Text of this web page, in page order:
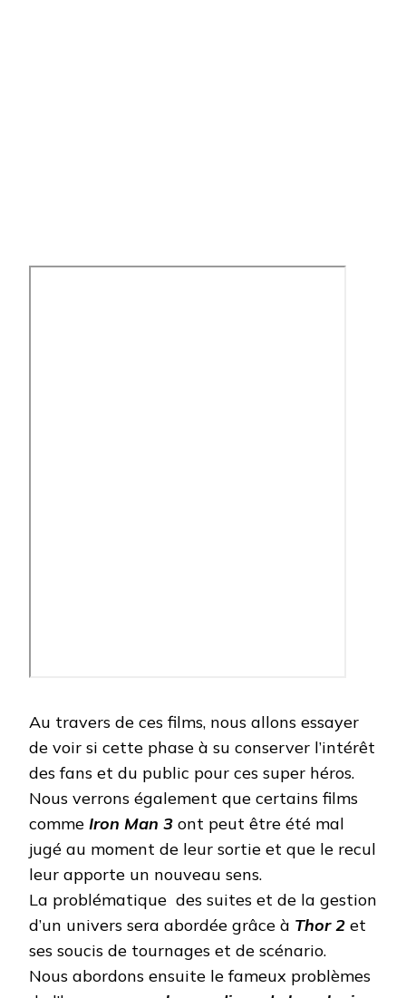
Au travers de ces films, nous allons essayer
de voir si cette phase à su conserver l’intérêt
des fans et du public pour ces super héros.
Nous verrons également que certains films
comme Iron Man 3 ont peut être été mal
jugé au moment de leur sortie et que le recul
leur apporte un nouveau sens.
La problématique des suites et de la gestion
d’un univers sera abordée grâce à Thor 2 et
ses soucis de tournages et de scénario.
Nous abordons ensuite le fameux problèmes